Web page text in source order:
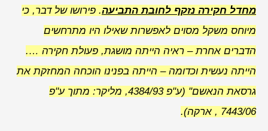
מחדל חקירה נזקף לחובת התביעה. פירושו של דבר, כי
מיוחס משקל מסוים לאפשרות שאילו היו מתרחשים
הדברים אחרת – ראיה הייתה מושגת, פעולת חקירה ….
הייתה נעשית וכדומה – הייתה בפנינו הוכחה המחזקת את
גרסאת הנאשם" (ע"פ 4384/93, מליקר: מתוך ע"פ
7443/06 , ארקה).